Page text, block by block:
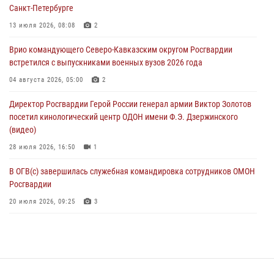
Спецназ Росгвардии в Марий Эл почтил память товарища на
08 августа 2026, 06:15 9
День физкультурника в Уральском округе Росгвардии отметили
08 августа 2026, 06:03
Санкт-Петербурге
13 июля 2026, 08:08 2
Врио командующего Северо-Кавказским округом Росгвардии
встретился с выпускниками военных вузов 2026 года
04 августа 2026, 05:00 2
Директор Росгвардии Герой России генерал армии Виктор Золотов
посетил кинологический центр ОДОН имени Ф.Э. Дзержинского
(видео)
28 июля 2026, 16:50 1
В ОГВ(с) завершилась служебная командировка сотрудников ОМОН
Росгвардии
20 июля 2026, 09:25 3